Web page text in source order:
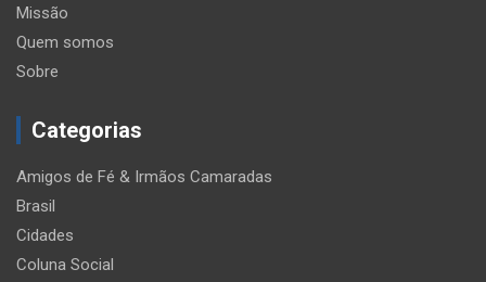
Missão
Quem somos
Sobre
Categorias
Amigos de Fé & Irmãos Camaradas
Brasil
Cidades
Coluna Social